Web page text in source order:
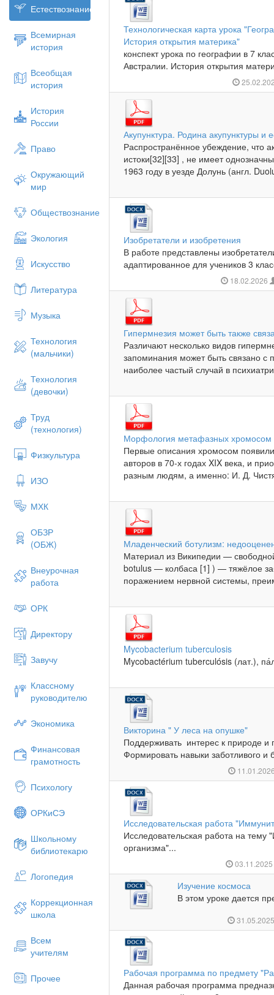
Естествознание
Всемирная
история
Всеобщая
история
История
России
Право
Окружающий
мир
Обществознание
Экология
Искусство
Литература
Музыка
Технология
(мальчики)
Технология
(девочки)
Труд
(технология)
Физкультура
ИЗО
МХК
ОБЗР
(ОБЖ)
Внеурочная
работа
ОРК
Директору
Завучу
Классному
руководителю
Экономика
Финансовая
грамотность
Психологу
ОРКиСЭ
Школьному
библиотекарю
Логопедия
Коррекционная
школа
Всем
учителям
Прочее
Технологическая карта урока
История открытия материка"
конспект урока по географии в 7
Австралии. История открытия
Акупунктура. Родина акупунктуры
Распространённое убеждение, что
истоки[32][33] , не имеет
1963 году в уезде Долунь (англ.
Изобретатели и изобретения
В работе представлены
адаптированное для учеников 3
18.02.2026
Гипермнезия может быть также
Различают несколько видов
запоминания может быть связано
наиболее частый случай в
Морфология метафазных хромосом
Первые описания хромосом
авторов в 70-х годах XIX века, и
разным людям, а именно: И. Д.
Младенческий ботулизм:
Материал из Википедии —
botulus — колбаса [1] ) — тяжёлое
поражением нервной системы,
Mycobacterium tuberculosis
Mycobactérium tuberculósis (лат.),
Викторина " У леса на опушке"
Поддерживать интерес к природе
Формировать навыки заботливого
Исследовательская работа
Исследовательская работа на
организма"...
Изучение космоса
В этом уроке дается
Рабочая программа по предмету
Данная рабочая программа